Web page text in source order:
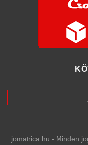
jomatrica.hu - Minden